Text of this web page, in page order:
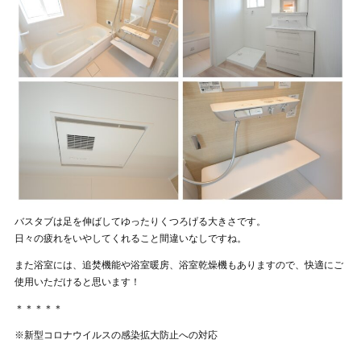
バスタブは足を伸ばしてゆったりくつろげる大きさです。
日々の疲れをいやしてくれること間違いなしですね。
また浴室には、追焚機能や浴室暖房、浴室乾燥機もありますので、快適にご
使用いただけると思います！
＊＊＊＊＊
※新型コロナウイルスの感染拡大防止への対応